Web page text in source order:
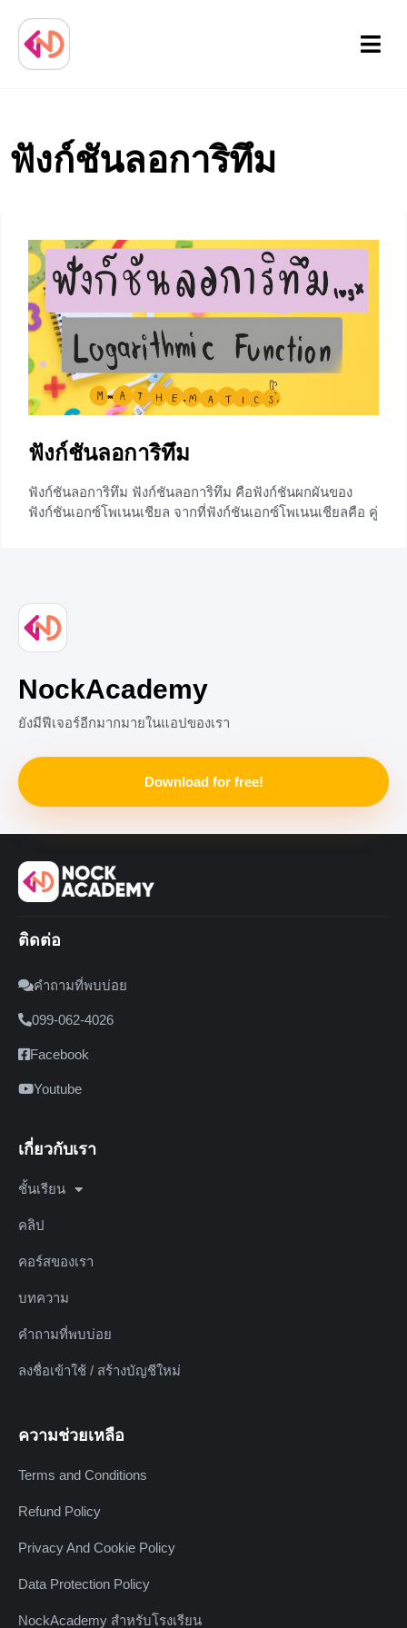
Menu
ฟังก์ชันลอการิทึม
ฟังก์ชันลอการิทึม
ฟังก์ชันลอการิทึม ฟังก์ชันลอการิทึม คือฟังก์ชันผกผันของ
ฟังก์ชันเอกซ์โพเนนเชียล จากที่ฟังก์ชันเอกซ์โพเนนเชียลคือ คู่
จำนวนจริงบวกไปยังจำนวนจริง โดยที่ จัดรูปใหม่ ได้เป็น
(อ่านว่าล็อก x ฐาน
NockAcademy
ยังมีฟีเจอร์อีกมากมายในแอปของเรา
Download for free!
ติดต่อ
คำถามที่พบบ่อย
099-062-4026
Facebook
Youtube
เกี่ยวกับเรา
ชั้นเรียน
คลิป
คอร์สของเรา
บทความ
คำถามที่พบบ่อย
ลงชื่อเข้าใช้ / สร้างบัญชีใหม่
ความช่วยเหลือ
Terms and Conditions
Refund Policy
Privacy And Cookie Policy
Data Protection Policy
NockAcademy สำหรับโรงเรียน